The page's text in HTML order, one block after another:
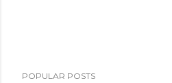
POPULAR POSTS